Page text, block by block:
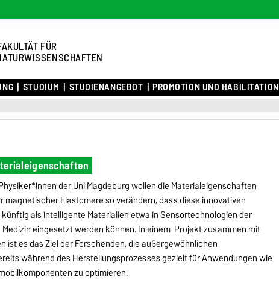
FÜR
STUDIUM STUDIENANGEBOT PROMOTION UND HABILITATION
der Uni Magdeburg wollen die Materialeigenschaften
magnetischer Elastomere so verändern, dass diese innovativen
als intelligente Materialien etwa in Sensortechnologien der
Medizin eingesetzt werden können. In einem Projekt zusammen mit
ist es das Ziel der Forschenden, die außergewöhnlichen
während des Herstellungsprozesses gezielt für Anwendungen wie
zu optimieren.